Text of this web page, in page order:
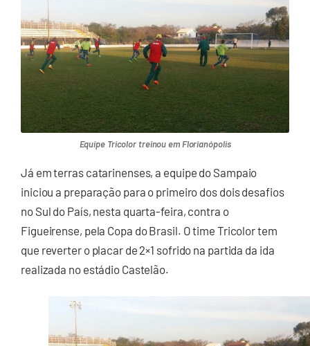
Equipe Tricolor treinou em Florianópolis
Já em terras catarinenses, a equipe do Sampaio
iniciou a preparação para o primeiro dos dois desafios
no Sul do País, nesta quarta-feira, contra o
Figueirense, pela Copa do Brasil. O time Tricolor tem
que reverter o placar de 2×1 sofrido na partida da ida
realizada no estádio Castelão.